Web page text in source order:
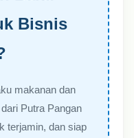
Bisnis
makanan dan
Putra Pangan
terjamin, dan siap